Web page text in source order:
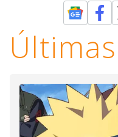
Últimas